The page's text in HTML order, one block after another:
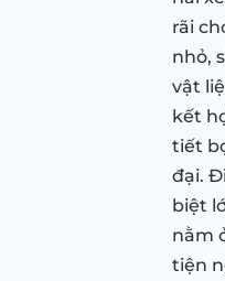
rãi
nhỏ,
vật
kết
tiết
đại.
biệt
nằm
tiện